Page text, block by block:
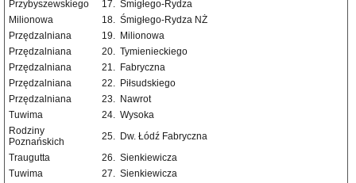
Przybyszewskiego
17. Śmigłego-Rydza
Milionowa
18. Śmigłego-Rydza NŻ
Przędzalniana
19. Milionowa
Przędzalniana
20. Tymienieckiego
Przędzalniana
21. Fabryczna
Przędzalniana
22. Piłsudskiego
Przędzalniana
23. Nawrot
Tuwima
24. Wysoka
Rodziny
Poznańskich
25. Dw. Łódź Fabryczna
Traugutta
26. Sienkiewicza
Tuwima
27. Sienkiewicza